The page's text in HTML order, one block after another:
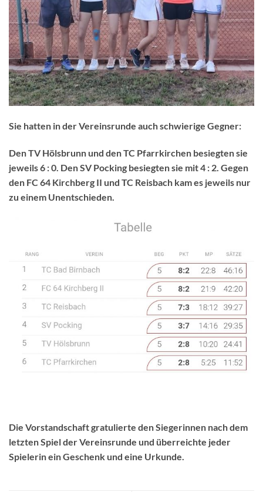
Sie hatten in der Vereinsrunde auch schwierige Gegner:
Den TV Hölsbrunn und den TC Pfarrkirchen besiegten sie
jeweils 6 : 0. Den SV Pocking besiegten sie mit 4 : 2. Gegen
den FC 64 Kirchberg II und TC Reisbach kam es jeweils nur
zu einem Unentschieden.
Die Vorstandschaft gratulierte den Siegerinnen nach dem
letzten Spiel der Vereinsrunde und überreichte jeder
Spielerin ein Geschenk und eine Urkunde.